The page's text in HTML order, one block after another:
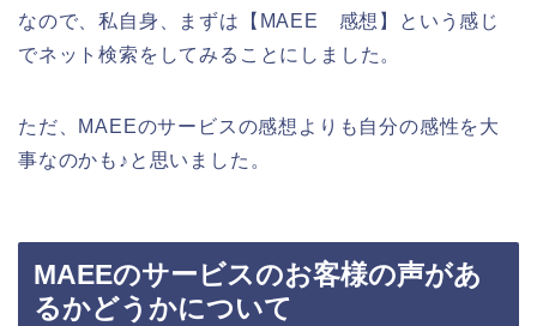
なので、私自身、まずは【MAEE 感想】という感じ
でネット検索をしてみることにしました。
ただ、MAEEのサービスの感想よりも自分の感性を大
事なのかも♪と思いました。
MAEEのサービスのお客様の声があ
るかどうかについて